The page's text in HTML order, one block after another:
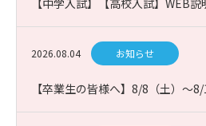
【中学入試】【高校入試】WEB
2026.08.04 お知らせ
【卒業生の皆様へ】8/8（土）～